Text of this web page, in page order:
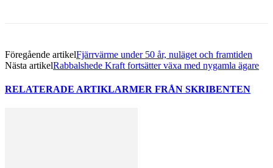
Föregående artikelFjärrvärme under 50 år, nuläget och framtiden
Nästa artikelRabbalshede Kraft fortsätter växa med nygamla ägare
RELATERADE ARTIKLARMER FRÅN SKRIBENTEN